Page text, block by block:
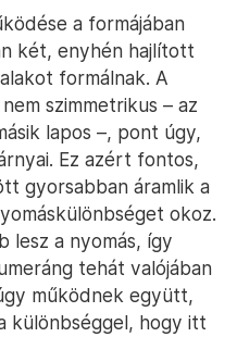
a formájában
két, enyhén hajlított
formálnak. A
szimmetrikus – az
lapos –, pont úgy,
Ez azért fontos,
gyorsabban áramlik a
okoz.
lesz a nyomás, így
tehát valójában
működnek együtt,
különbséggel, hogy itt